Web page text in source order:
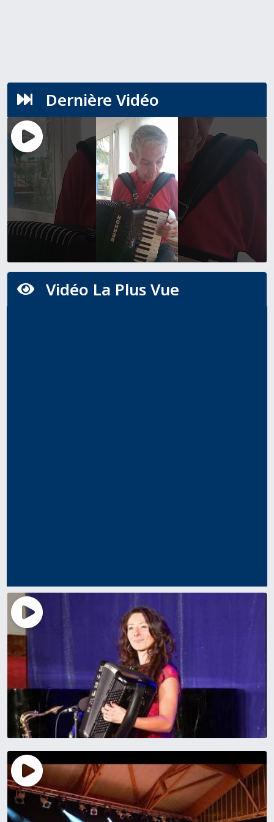
 Dernière Vidéo
 Vidéo La Plus Vue